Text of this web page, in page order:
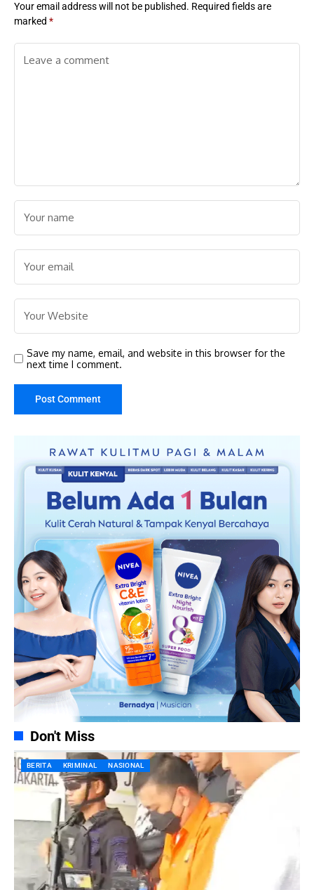
Your email address will not be published. Required fields are
marked *
Save my name, email, and website in this browser for the
next time I comment.
Don't Miss
BERITA KRIMINAL NASIONAL